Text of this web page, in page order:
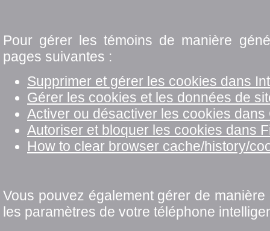
Pour gérer les témoins de manière
pages suivantes :
Supprimer et gérer les cookies dans
Gérer les cookies et les données de
Activer ou désactiver les cookies dans
Autoriser et bloquer les cookies dans
How to clear browser cache/history/
Vous pouvez également gérer de
les paramètres de votre téléphone